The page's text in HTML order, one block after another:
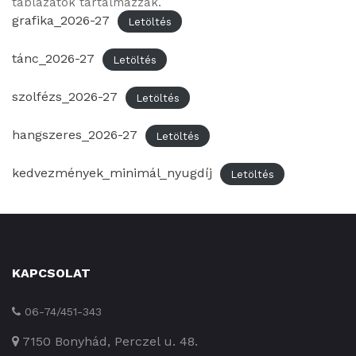
grafika_2026-27 Letöltés
tánc_2026-27 Letöltés
szolfézs_2026-27 Letöltés
hangszeres_2026-27 Letöltés
kedvezmények_minimál_nyugdíj Letöltés
KAPCSOLAT
06-74/451-343
7150 Bonyhád, Perczel u. 48.